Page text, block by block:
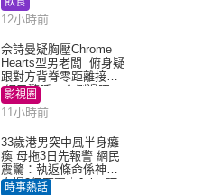
12小時前
佘詩曼疑胸壓Chrome
Hearts型男老闆 俯身疑
跟對方背脊零距離接觸
網民驚呼：企側邊唔
得？
影視圈
11小時前
33歲港男突中風半身癱
瘓 母拖3日先報警 網民
震驚：執返條命係神蹟
自爆2個惡習｜Juicy叮
時事熱話